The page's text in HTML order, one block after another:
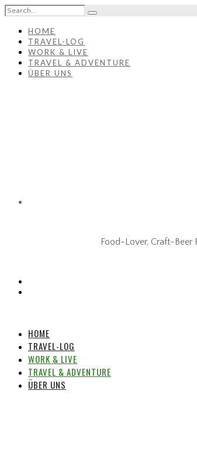
HOME
TRAVEL-LOG
WORK & LIVE
TRAVEL & ADVENTURE
ÜBER UNS
Food-Lover, Craft-Beer
HOME
TRAVEL-LOG
WORK & LIVE
TRAVEL & ADVENTURE
ÜBER UNS